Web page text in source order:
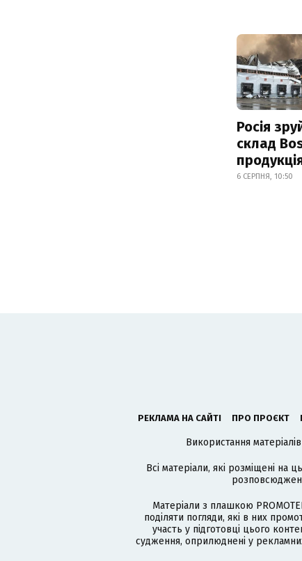
Росія
склад
6 СЕРПНЯ, 10:50
РЕКЛАМА НА САЙТІ ПРО ПРОЄКТ
Використання
Всі матеріали, які розміщені на
Матеріали з плашкою
поділяти погляди, які в них
участь у підготовці цього
судження, оприлюднені у